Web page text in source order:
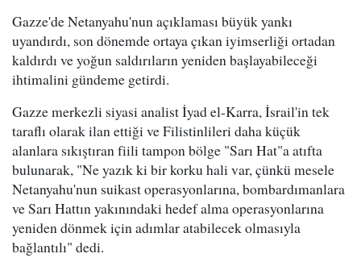
Gazze'de Netanyahu'nun açıklaması büyük yankı
uyandırdı, son dönemde ortaya çıkan iyimserliği ortadan
kaldırdı ve yoğun saldırıların yeniden başlayabileceği
ihtimalini gündeme getirdi.
Gazze merkezli siyasi analist İyad el-Karra, İsrail'in tek
taraflı olarak ilan ettiği ve Filistinlileri daha küçük
alanlara sıkıştıran fiili tampon bölge "Sarı Hat"a atıfta
bulunarak, "Ne yazık ki bir korku hali var, çünkü mesele
Netanyahu'nun suikast operasyonlarına, bombardımanlara
ve Sarı Hattın yakınındaki hedef alma operasyonlarına
yeniden dönmek için adımlar atabilecek olmasıyla
bağlantılı" dedi.